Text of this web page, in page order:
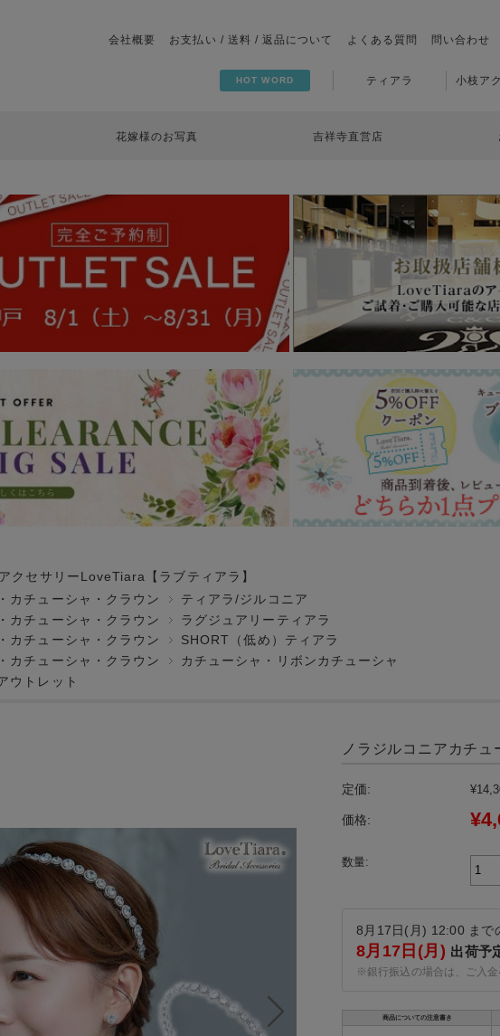
会社概要 お支払い / 送料 / 返品について よくある質問 問い合わせ
HOT WORD ティアラ 小枝ア
花嫁様のお写真 吉祥寺直営店
クセサリーLoveTiara【ラブティアラ】
カチューシャ・クラウン
ティアラ/ジルコニア
カチューシャ・クラウン
ラグジュアリーティアラ
カチューシャ・クラウン
SHORT（低め）ティアラ
カチューシャ・クラウン
カチューシャ・リボンカチューシャ
ウトレット
ノラジルコニアカチュ
定価:
価格:
数量:
8月17日(月) 12:00 まで
8月17日(月) 出荷予
※銀行振込の場合は、ご入
商品についての注意書き